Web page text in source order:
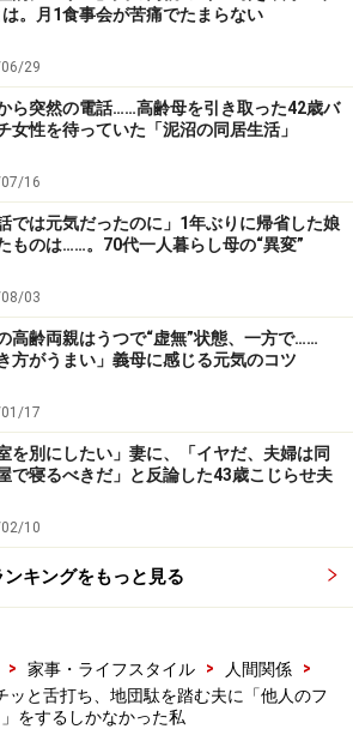
は。月1食事会が苦痛でたまらない
29
ら突然の電話……高齢母を引き取った42歳バ
女性を待っていた「泥沼の同居生活」
16
話では元気だったのに」1年ぶりに帰省した娘
ものは……。70代一人暮らし母の“異変”
03
高齢両親はうつで“虚無”状態、一方で……
き方がうまい」義母に感じる元気のコツ
17
室を別にしたい」妻に、「イヤだ、夫婦は同
で寝るべきだ」と反論した43歳こじらせ夫
10
ンキングをもっと見る
> 家事・ライフスタイル > 人間関係
>
ッと舌打ち、地団駄を踏む夫に「他人のフ
」をするしかなかった私